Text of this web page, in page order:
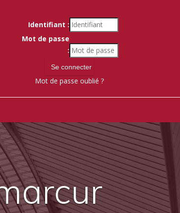
Identifiant :
Mot de passe
:
Mot de passe oublié ?